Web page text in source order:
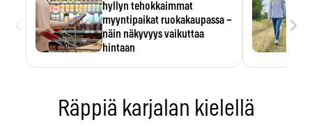
hyllyn tehokkaimmat
myyntipaikat ruokakaupassa –
näin näkyvyys vaikuttaa
hintaan
›
Räppiä karjalan kielellä